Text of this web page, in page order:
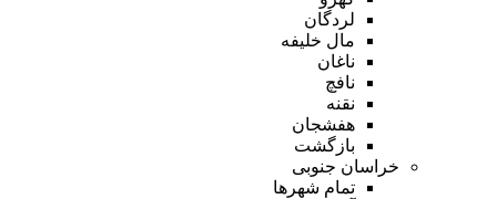
لردگان
مال خلیفه
ناغان
نافچ
نقنه
هفشجان
بازگشت
خراسان جنوبی
تمام شهر‌ها